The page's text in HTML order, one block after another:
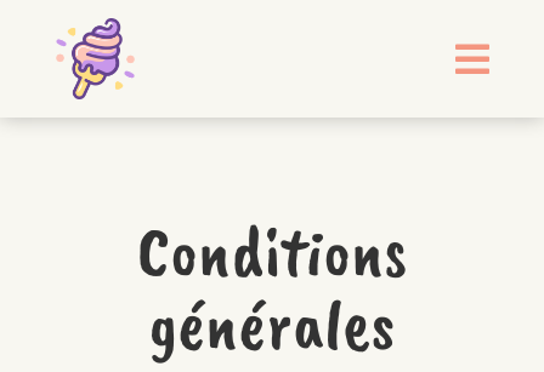

Conditions
générales